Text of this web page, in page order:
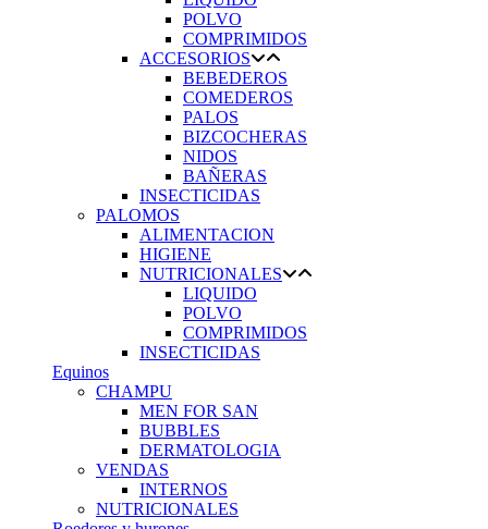
POLVO
COMPRIMIDOS
ACCESORIOS
BEBEDEROS
COMEDEROS
PALOS
BIZCOCHERAS
NIDOS
BAÑERAS
INSECTICIDAS
PALOMOS
ALIMENTACION
HIGIENE
NUTRICIONALES
LIQUIDO
POLVO
COMPRIMIDOS
INSECTICIDAS
Equinos
CHAMPU
MEN FOR SAN
BUBBLES
DERMATOLOGIA
VENDAS
INTERNOS
NUTRICIONALES